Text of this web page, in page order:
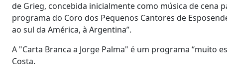
de Grieg, concebida inicialmente como música de cena
programa do Coro dos Pequenos Cantores de
ao sul da América, à Argentina”.
A "Carta Branca a Jorge Palma" é um programa “muito
Costa.